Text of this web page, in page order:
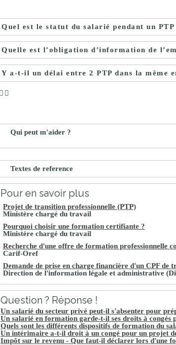
Quel est le statut du salarié pendant un PTP
Quelle est l’obligation d’information de
Y a-t-il un délai entre 2 PTP dans la même
Qui peut m'aider ?
Textes de reference
Pour en savoir plus
Projet de transition professionnelle (PTP)
Ministère chargé du travail
Pourquoi choisir une formation certifiante ?
Ministère chargé du travail
Recherche d'une offre de formation professionnelle
Carif-Oref
Demande de prise en charge financière d'un CPF
Direction de l'information légale et administrative
Question ? Réponse !
Un salarié du secteur privé peut-il s'absenter pour
Un salarié en formation garde-t-il ses droits à congés
Quels sont les différents dispositifs de formation du
Un intérimaire a-t-il droit à un congé pour un projet
Impôt sur le revenu - Que faut-il déclarer lors d'une